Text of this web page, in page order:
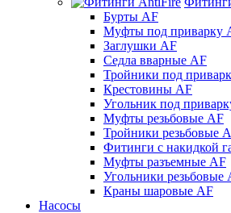
Бурты AF
Муфты под приварку
Заглушки AF
Седла вварные AF
Тройники под
Крестовины AF
Угольник под
Муфты резьбовые AF
Тройники резьбовые
Фитинги с накидкой
Муфты разъемные AF
Угольники резьбовые
Краны шаровые AF
Насосы